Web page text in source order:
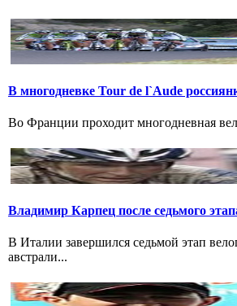
В многодневке Tour de l`Aude
Во Франции проходит многодневная
Владимир Карпец после седьмого
В Италии завершился седьмой этап
австрали...